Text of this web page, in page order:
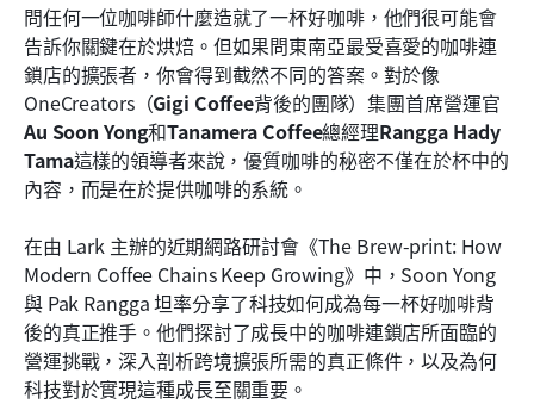
問任何一位咖啡師什麼造就了一杯好咖啡，他們很可能會
告訴你關鍵在於烘焙。但如果問東南亞最受喜愛的咖啡連
鎖店的擴張者，你會得到截然不同的答案。對於像
OneCreators（Gigi Coffee背後的團隊）集團首席營運官
Au Soon Yong和Tanamera Coffee總經理Rangga Hady
Tama這樣的領導者來說，優質咖啡的秘密不僅在於杯中的
內容，而是在於提供咖啡的系統。
在由 Lark 主辦的近期網路研討會《The Brew-print: How
Modern Coffee Chains Keep Growing》中，Soon Yong
與 Pak Rangga 坦率分享了科技如何成為每一杯好咖啡背
後的真正推手。他們探討了成長中的咖啡連鎖店所面臨的
營運挑戰，深入剖析跨境擴張所需的真正條件，以及為何
科技對於實現這種成長至關重要。
科技作為溝通的促進者
科技作為文化推動者
未來建立在科技驅動的團隊上